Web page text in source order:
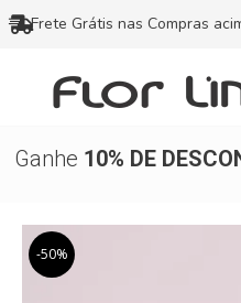
Ir
para
conteúdo
Frete Grátis nas Compras
Ganhe 10% DE
-50%